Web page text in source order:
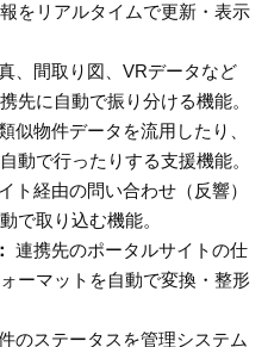
をリアルタイムで更新・表示
、間取り図、VRデータなど
先に自動で振り分ける機能。
似物件データを流用したり、
動で行ったりする支援機能。
ト経由の問い合わせ（反響）
で取り込む機能。
連携先のポータルサイトの仕
ーマットを自動で変換・整形
のステータスを管理システム